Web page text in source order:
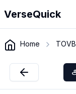
VerseQuick
Home